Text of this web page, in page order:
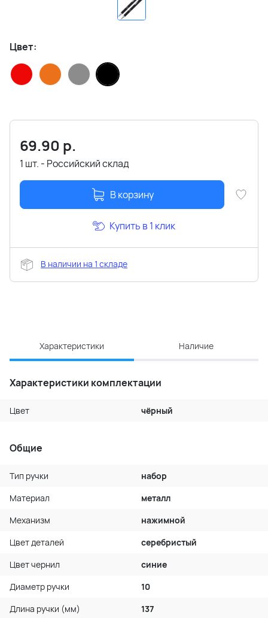
Цвет:
69.90 р.
1 шт. - Российский склад
В корзину
Купить в 1 клик
В наличии на 1 складе
Характеристики Наличие
Характеристики комплектации
Цвет чёрный
Общие
Тип ручки
набор
Материал
металл
Механизм
нажимной
Цвет деталей
серебристый
Цвет чернил
синие
Диаметр ручки
10
Длина ручки (мм)
137